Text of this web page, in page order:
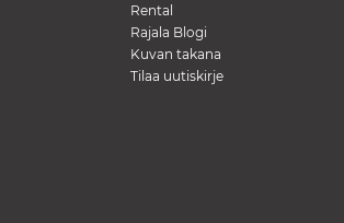
Rental
Rajala Blogi
Kuvan takana
Tilaa uutiskirje